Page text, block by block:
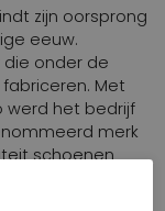
zijn oorsprong
eeuw.
die onder de
Met
werd het bedrijf
merk
schoenen
elk seizoen
spelen.